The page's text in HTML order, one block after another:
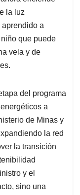
la luz
a
que puede
vela y de
del programa
a
de Minas y
la red
la transición
y el
sino una